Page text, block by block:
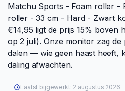
Matchu Sports - Foam roller -
roller - 33 cm - Hard - Zwart
€14,95 ligt de prijs 15% boven
op 2 juli). Onze monitor zag de
dalen — wie geen haast heeft,
daling afwachten.
Laatst bijgewerkt: 2 augustus 2026